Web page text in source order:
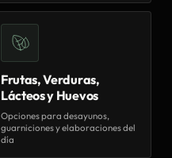
Frutas, Verduras,
Lácteos y Huevos
Opciones para desayunos,
guarniciones y elaboraciones del
día